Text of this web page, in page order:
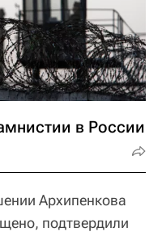
в России
Архипенкова
подтвердили